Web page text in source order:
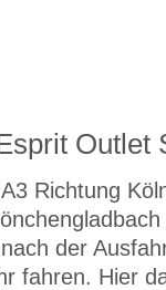
Outlet
Richtung
der
fahren. Hier